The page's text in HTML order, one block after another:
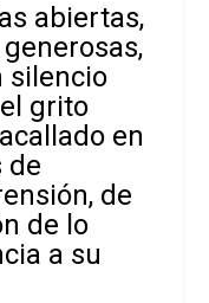
abiertas,
silencio
grito
en
de
de
de lo
a su